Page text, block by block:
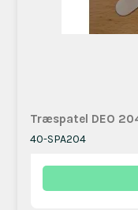
Træspatel DEO
40-SPA204